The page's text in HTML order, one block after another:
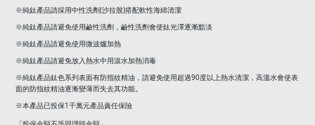
※純鈦產品請採用中性洗劑(沙拉脫)搭配軟性海綿清潔
※純鈦產品請避免使用鹼性洗劑，鹼性洗劑會使鈦光澤逐漸黯淡
※純鈦產品請避免使用微波爐加熱
※純鈦產品請避免放入熱水中用滾水加熱消毒
※純鈦產品鈦色系列表面有防指紋精油，請避免使用超過90度以上熱水清潔，高溫水會使表
面的防指紋精油逐漸變薄而失去其功能。
※本產品已投保1千萬元產品責任保險